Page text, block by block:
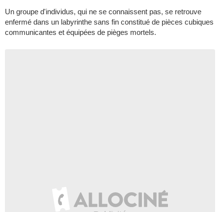
Un groupe d'individus, qui ne se connaissent pas, se retrouve
enfermé dans un labyrinthe sans fin constitué de pièces cubiques
communicantes et équipées de pièges mortels.